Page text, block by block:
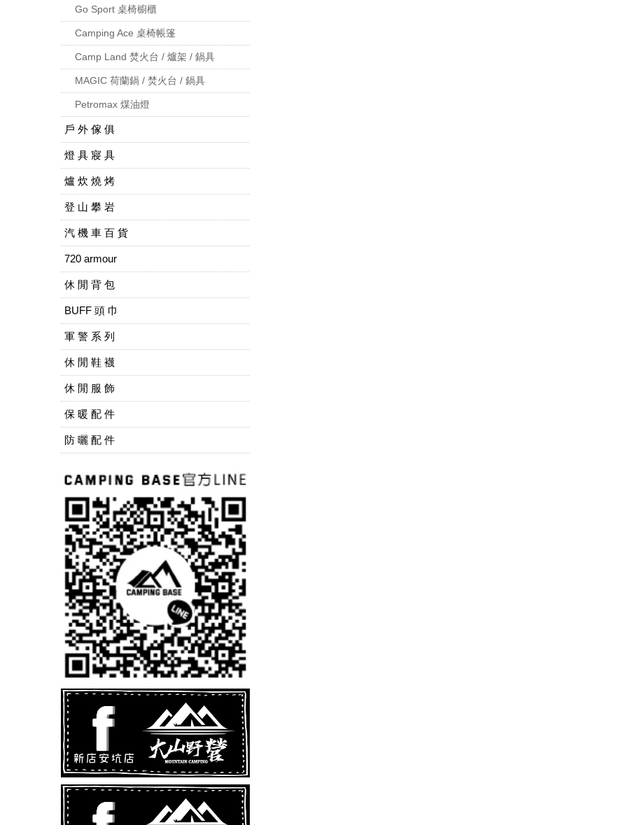
Go Sport 桌椅櫥櫃
Camping Ace 桌椅帳篷
Camp Land 焚火台 / 爐架 / 鍋具
MAGIC 荷蘭鍋 / 焚火台 / 鍋具
Petromax 煤油燈
戶 外 傢 俱
燈 具 寢 具
爐 炊 燒 烤
登 山 攀 岩
汽 機 車 百 貨
720 armour
休 閒 背 包
BUFF 頭 巾
軍 警 系 列
休 閒 鞋 襪
休 閒 服 飾
保 暖 配 件
防 曬 配 件